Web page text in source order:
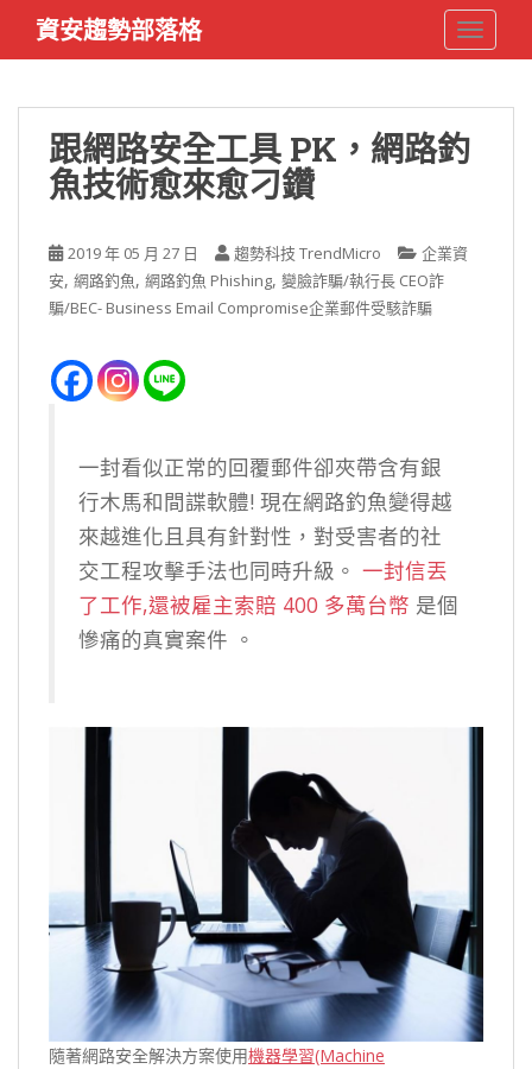
i
資安趨勢部落格
跟網路安全工具 PK，網路釣
魚技術愈來愈刁鑽
2019 年 05 月 27 日 趨勢科技 TrendMicro
企業資
安, 網路釣魚, 網路釣魚 Phishing, 變臉詐騙/執行長 CEO詐
騙/BEC- Business Email Compromise企業郵件受駭詐騙
一封看似正常的回覆郵件卻夾帶含有銀
行木馬和間諜軟體! 現在網路釣魚變得越
來越進化且具有針對性，對受害者的社
交工程攻擊手法也同時升級。 一封信丟
了工作,還被雇主索賠 400 多萬台幣 是個
慘痛的真實案件 。
隨著網路安全解決方案使用機器學習(Machine